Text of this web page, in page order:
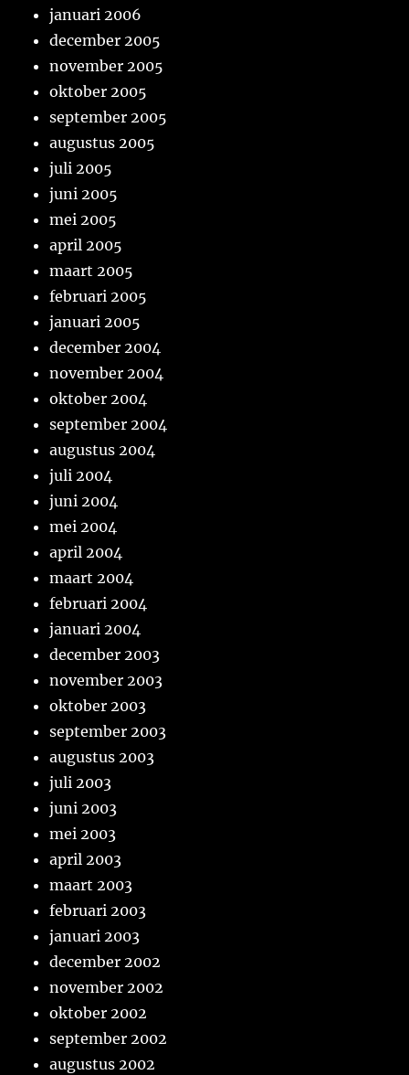
januari 2006
december 2005
november 2005
oktober 2005
september 2005
augustus 2005
juli 2005
juni 2005
mei 2005
april 2005
maart 2005
februari 2005
januari 2005
december 2004
november 2004
oktober 2004
september 2004
augustus 2004
juli 2004
juni 2004
mei 2004
april 2004
maart 2004
februari 2004
januari 2004
december 2003
november 2003
oktober 2003
september 2003
augustus 2003
juli 2003
juni 2003
mei 2003
april 2003
maart 2003
februari 2003
januari 2003
december 2002
november 2002
oktober 2002
september 2002
augustus 2002